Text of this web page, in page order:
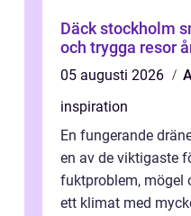
Däck stockholm smarta val för säkra
och trygga resor
05 augusti 2026
inspiration
En fungerande
en av de viktigaste
fuktproblem, mögel
ett klimat med